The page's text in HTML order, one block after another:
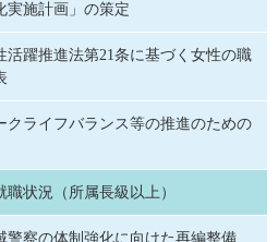
実施計画」の策定
活躍推進法第21条に基づく女性の職
クライフバランス等の推進のための
状況（所属長級以上）
警察の体制強化に向けた再編整備